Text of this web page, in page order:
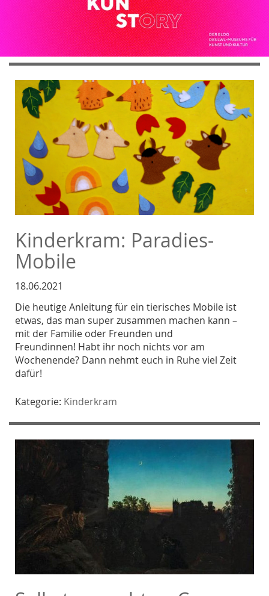
Kinderkram: Paradies-
Mobile
18.06.2021
Die heutige Anleitung für ein tierisches Mobile ist
etwas, das man super zusammen machen kann –
mit der Familie oder Freunden und
Freundinnen! Habt ihr noch nichts vor am
Wochenende? Dann nehmt euch in Ruhe viel Zeit
dafür!
Kategorie: Kinderkram